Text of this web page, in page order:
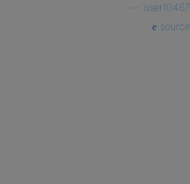
user10467
source